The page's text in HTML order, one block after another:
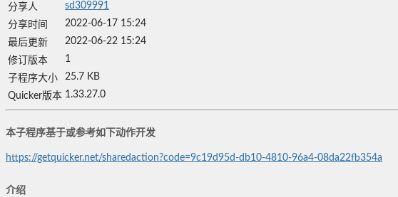
分享人
sd309991
分享时间
2022-06-17 15:24
最后更新
2022-06-22 15:24
修订版本
1
子程序大小
25.7 KB
Quicker版本 1.33.27.0
本子程序基于或参考如下动作开发
https://getquicker.net/sharedaction?code=9c19d95d-db10-4810-96a4-08da22fb354a
介绍